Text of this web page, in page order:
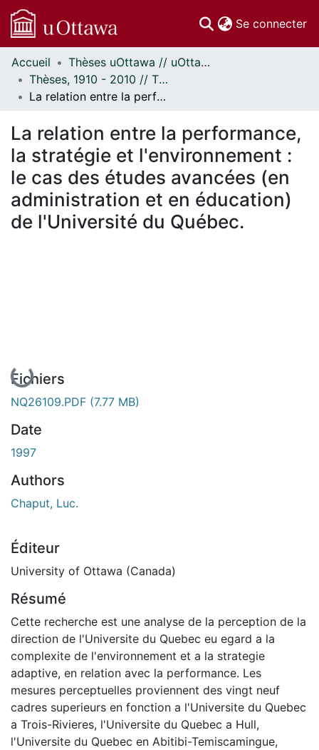
Se connecter
Communautés
et collections
Parcourir
À propos
Accueil
Thèses uOttawa // uOttawa Theses
Thèses, 1910 - 2010 // Theses, 1910 - 2010
La relation entre la performance, la stratégie et l'environnement : le cas des études avancées (en administration et en éducation) de l'Université du Québec.
La relation entre la performance,
la stratégie et l'environnement :
le cas des études avancées (en
administration et en éducation)
de l'Université du Québec.
En cours de chargement...
Fichiers
NQ26109.PDF (7.77 MB)
Date
1997
Authors
Chaput, Luc.
Éditeur
University of Ottawa (Canada)
Résumé
Cette recherche est une analyse de la perception de la
direction de l'Universite du Quebec eu egard a la
complexite de l'environnement et a la strategie
adaptive, en relation avec la performance. Les
mesures perceptuelles proviennent des vingt neuf
cadres superieurs en fonction a l'Universite du Quebec
a Trois-Rivieres, l'Universite du Quebec a Hull,
l'Universite du Quebec en Abitibi-Temiscamingue,